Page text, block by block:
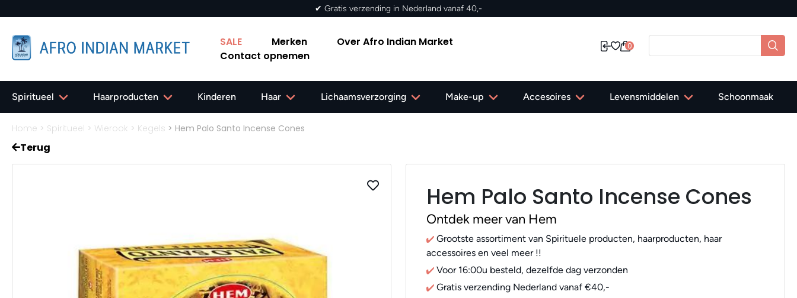
✔ Gratis verzending in Nederland vanaf 40,-
SALE Merken
Over Afro Indian Market
Contact opnemen
0
Spiritueel Haarproducten Kinderen Haar Lichaamsverzorging Make-up Accesoires Levensmiddelen Schoonmaak
Home > Spiritueel > Wierook > Kegels > Hem Palo Santo Incense Cones
Terug
Hem Palo Santo Incense Cones
Ontdek meer van Hem
Grootste assortiment van Spirituele producten, haarproducten, haar
accessoires en veel meer !!
Voor 16:00u besteld, dezelfde dag verzonden
Gratis verzending Nederland vanaf €40,-